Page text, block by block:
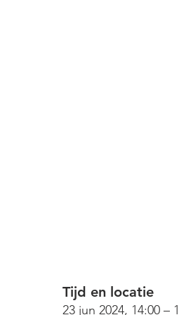
Tijd en locatie
23 jun 2024, 14:00 –